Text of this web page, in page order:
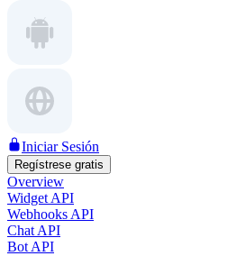
Iniciar Sesión
Regístrese gratis
Overview
Widget API
Webhooks API
Chat API
Bot API